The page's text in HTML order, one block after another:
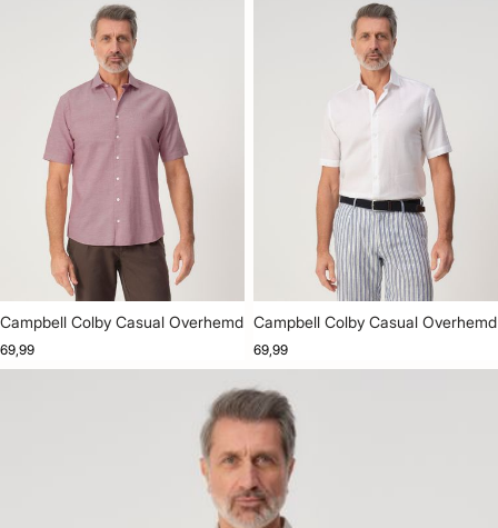
Campbell Colby Casual Overhemd
69,99
Campbell Colby Casual Overhemd
69,99